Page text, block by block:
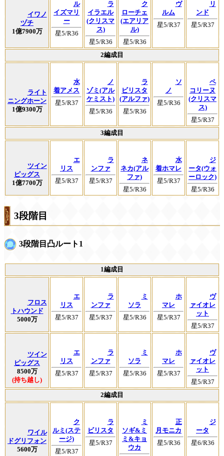
イワノ
ヅチ
1億7900万
ル
イズマリ
ー
星5/R36
ラ
イラエル
(クリスマ
ス)
星5/R36
ク
ローチェ
(エアリア
ル)
星5/R36
ヴ
ルム
星5/R37
リ
ンド
星5/R37
2編成目
ライト
ニングホーン
1億9300万
水
着アメス
星5/R37
ノ
ゾミ(アル
ケミスト)
星5/R36
ラ
ビリスタ
(アルファ)
星5/R36
ソ
ノ
星5/R36
ペ
コリーヌ
(クリスマ
ス)
星5/R37
3編成目
ツイン
ピッグス
1億7700万
エ
リス
星5/R37
ラ
ンファ
星5/R37
ネ
ネカ(アル
ファ)
星5/R36
水
着ホマレ
星5/R37
ジ
ータ(ウォ
ーロック)
星5/R36
3段階目
3段階目凸ルート1
1編成目
フロス
トハウンド
5000万
エ
リス
星5/R37
ラ
ンファ
星5/R37
ミ
ソラ
星5/R36
ホ
マレ
星5/R37
ヴ
ァイオレ
ット
星5/R37
ツイン
ピッグス
8500万
(持ち越し)
エ
リス
星5/R37
ラ
ンファ
星5/R37
ミ
ソラ
星5/R36
ホ
マレ
星5/R37
ヴ
ァイオレ
ット
星5/R37
2編成目
ワイル
ドグリフォン
5600万
ク
ルミ(ステ
ージ)
星5/R37
ラ
ビリスタ
星5/R37
ミ
ソギ&ミ
ミ&キョ
ウカ
正
月モニカ
星5/R36
ジ
ータ
星6/R36